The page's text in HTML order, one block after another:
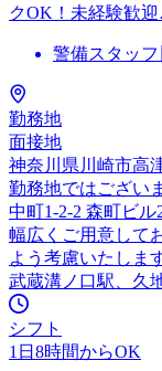
クOK！未経験歓迎
警備スタッフ
勤務地
面接地
神奈川県川崎市高
勤務地ではござい
中町1-2-2 森町ビ
幅広くご用意して
よう考慮いたしま
武蔵溝ノ口駅、久
シフト
1日8時間からOK